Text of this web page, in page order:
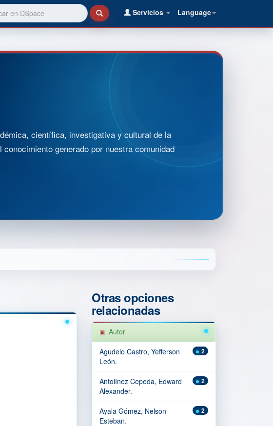
Language
Servicios
científica, investigativa y cultural de la
generado por nuestra comunidad
Otras opciones
relacionadas
Autor
2
Agudelo Castro, Yefferson
León.
2
Antolínez Cepeda, Edward
Alexander.
2
Ayala Gómez, Nelson
Esteban.